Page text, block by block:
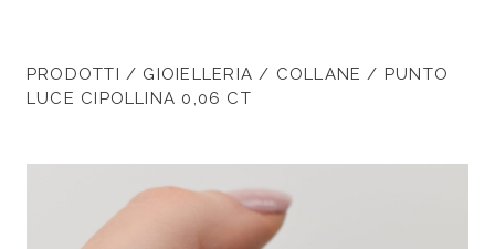
PRODOTTI / GIOIELLERIA / COLLANE / PUNTO
LUCE CIPOLLINA 0,06 CT